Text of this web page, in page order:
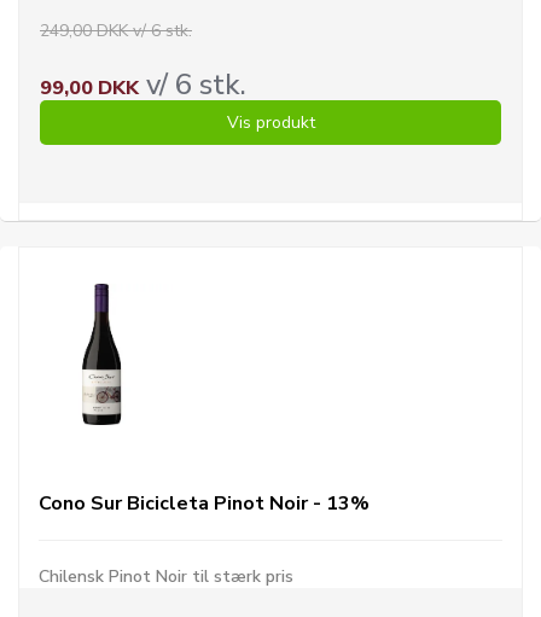
249,00 DKK v/ 6 stk.
99,00 DKKv/ 6 stk.
Vis produkt
Cono Sur Bicicleta Pinot Noir - 13%
Chilensk Pinot Noir til stærk pris